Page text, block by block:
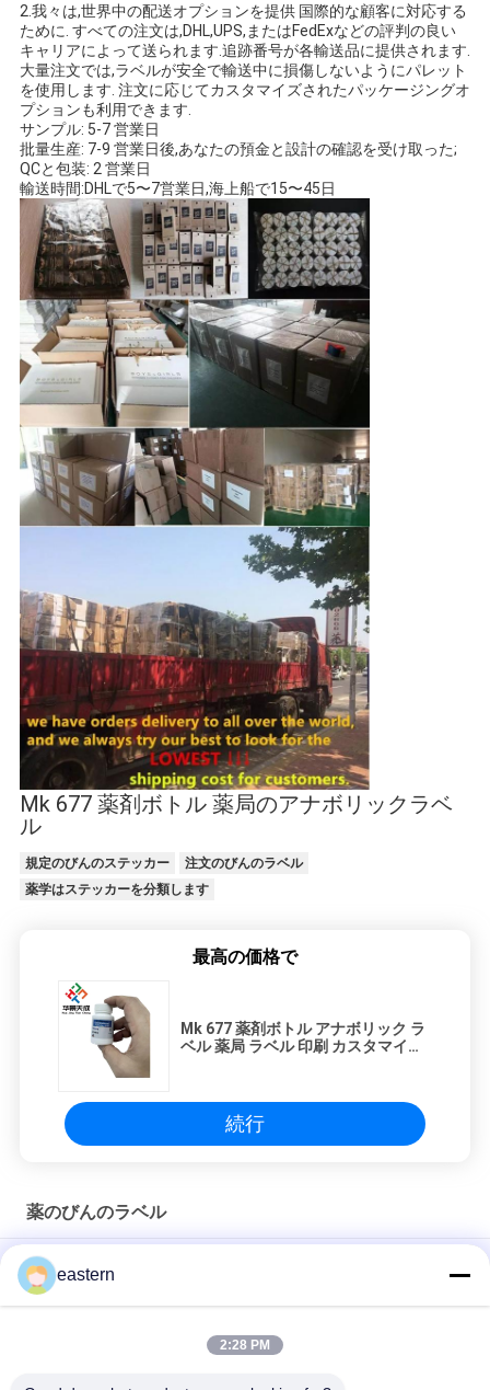
2.我々は,世界中の配送オプションを提供 国際的な顧客に対応する
ために. すべての注文は,DHL,UPS,またはFedExなどの評判の良い
キャリアによって送られます.追跡番号が各輸送品に提供されます.
大量注文では,ラベルが安全で輸送中に損傷しないようにパレット
を使用します. 注文に応じてカスタマイズされたパッケージングオ
プションも利用できます.
サンプル: 5-7 営業日
批量生産: 7-9 営業日後,あなたの預金と設計の確認を受け取った;
QCと包装: 2 営業日
輸送時間:DHLで5〜7営業日,海上船で15〜45日
Mk 677 薬剤ボトル 薬局のアナボリックラベ
ル
規定のびんのステッカー
注文のびんのラベル
薬学はステッカーを分類します
最高の価格で
Mk 677 薬剤ボトル アナボリック ラ
ベル 薬局 ラベル 印刷 カスタマイズ
続行
薬のびんのラベル
Anavar 20mg 100 Capsules Medication Bottle Stickers With
Laser Effect
eastern
2:28 PM